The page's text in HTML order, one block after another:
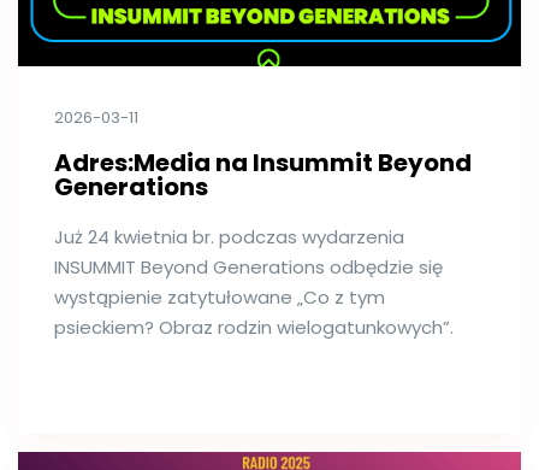
2026-03-11
Adres:Media na Insummit Beyond
Generations
Już 24 kwietnia br. podczas wydarzenia
INSUMMIT Beyond Generations odbędzie się
wystąpienie zatytułowane „Co z tym
psieckiem? Obraz rodzin wielogatunkowych”.